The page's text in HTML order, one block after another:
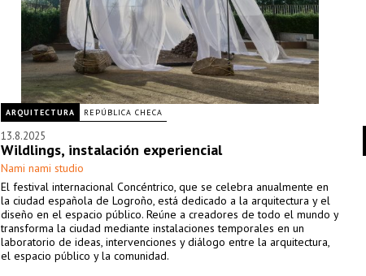
ARQUITECTURA REPÚBLICA CHECA
13.8.2025
Wildlings, instalación experiencial
Nami nami studio
El festival internacional Concéntrico, que se celebra anualmente en
la ciudad española de Logroño, está dedicado a la arquitectura y el
diseño en el espacio público. Reúne a creadores de todo el mundo y
transforma la ciudad mediante instalaciones temporales en un
laboratorio de ideas, intervenciones y diálogo entre la arquitectura,
el espacio público y la comunidad.